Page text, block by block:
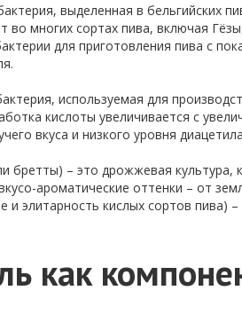
выделенная в бельгийских
во многих сортах пива, включая
для приготовления пива с
используемая для
кислоты увеличивается с
вкуса и низкого уровня
бретты) – это дрожжевая
ароматические оттенки – от
и элитарность кислых сортов пива)
как